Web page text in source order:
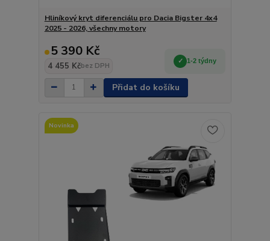
Hliníkový kryt diferenciálu pro Dacia Bigster 4x4
2025 - 2026, všechny motory
5 390 Kč
4 455 Kčbez DPH
1-2 týdny
Přidat do košíku
Novinka